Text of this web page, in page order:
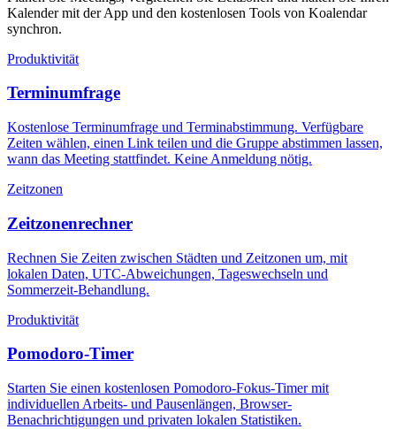
Kalender mit der App und den kostenlosen Tools von Koalendar
synchron.
Produktivität
Terminumfrage
Kostenlose Terminumfrage und Terminabstimmung. Verfügbare
Zeiten wählen, einen Link teilen und die Gruppe abstimmen lassen,
wann das Meeting stattfindet. Keine Anmeldung nötig.
Zeitzonen
Zeitzonenrechner
Rechnen Sie Zeiten zwischen Städten und Zeitzonen um, mit
lokalen Daten, UTC-Abweichungen, Tageswechseln und
Sommerzeit-Behandlung.
Produktivität
Pomodoro-Timer
Starten Sie einen kostenlosen Pomodoro-Fokus-Timer mit
individuellen Arbeits- und Pausenlängen, Browser-
Benachrichtigungen und privaten lokalen Statistiken.